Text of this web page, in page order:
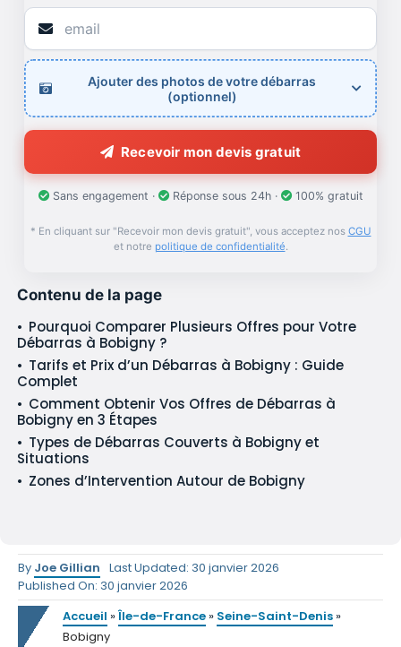
Ajouter des photos de votre débarras
(optionnel)
Recevoir mon devis gratuit
Sans engagement · Réponse sous 24h · 100% gratuit
* En cliquant sur "Recevoir mon devis gratuit", vous acceptez nos CGU
et notre politique de confidentialité.
Contenu de la page
Pourquoi Comparer Plusieurs Offres pour Votre
Débarras à Bobigny ?
Tarifs et Prix d’un Débarras à Bobigny : Guide
Complet
Comment Obtenir Vos Offres de Débarras à
Bobigny en 3 Étapes
Types de Débarras Couverts à Bobigny et
Situations
Zones d’Intervention Autour de Bobigny
By Joe Gillian Last Updated: 30 janvier 2026
Published On: 30 janvier 2026
Accueil »Île-de-France » Seine-Saint-Denis »
Bobigny